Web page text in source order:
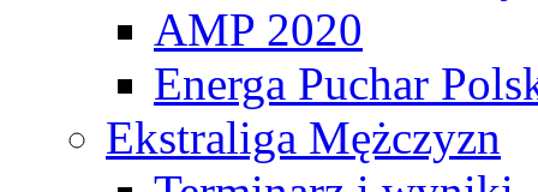
AMP 2020
Energa Puchar
Ekstraliga Mężczyzn